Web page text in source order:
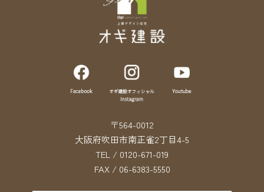
〒564-0012
大阪府吹田市南正雀2丁目4-5
TEL / 0120-671-019
FAX / 06-6383-5550